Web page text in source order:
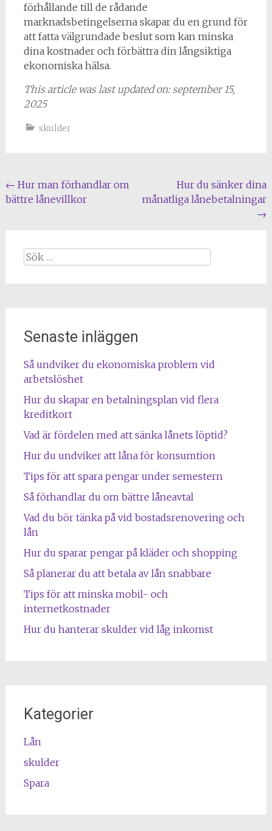
förhållande till de rådande
marknadsbetingelserna skapar du en grund för
att fatta välgrundade beslut som kan minska
dina kostnader och förbättra din långsiktiga
ekonomiska hälsa.
This article was last updated on: september 15,
2025
skulder
Inläggsnavigering
← Hur man förhandlar om
bättre lånevillkor
Hur du sänker dina
månatliga lånebetalningar
→
Sök
efter:
Senaste inläggen
Så undviker du ekonomiska problem vid
arbetslöshet
Hur du skapar en betalningsplan vid flera
kreditkort
Vad är fördelen med att sänka lånets löptid?
Hur du undviker att låna för konsumtion
Tips för att spara pengar under semestern
Så förhandlar du om bättre låneavtal
Vad du bör tänka på vid bostadsrenovering och
lån
Hur du sparar pengar på kläder och shopping
Så planerar du att betala av lån snabbare
Tips för att minska mobil- och
internetkostnader
Hur du hanterar skulder vid låg inkomst
Kategorier
Lån
skulder
Spara